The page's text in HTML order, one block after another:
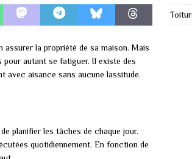
la propriété de sa maison. Mais
autant se fatiguer. Il existe des
aisance sans aucune lassitude.
planifier les tâches de chaque jour.
quotidiennement. En fonction de